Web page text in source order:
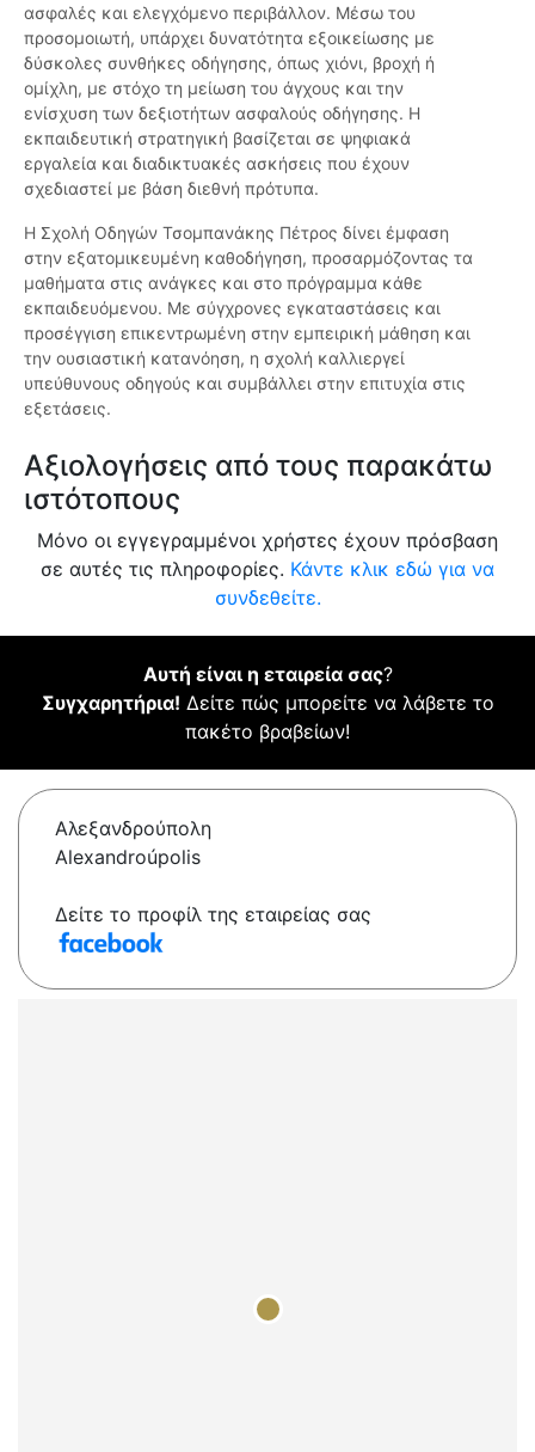
ασφαλές και ελεγχόμενο περιβάλλον. Μέσω του
προσομοιωτή, υπάρχει δυνατότητα εξοικείωσης με
δύσκολες συνθήκες οδήγησης, όπως χιόνι, βροχή ή
ομίχλη, με στόχο τη μείωση του άγχους και την
ενίσχυση των δεξιοτήτων ασφαλούς οδήγησης. Η
εκπαιδευτική στρατηγική βασίζεται σε ψηφιακά
εργαλεία και διαδικτυακές ασκήσεις που έχουν
σχεδιαστεί με βάση διεθνή πρότυπα.
Η Σχολή Οδηγών Τσομπανάκης Πέτρος δίνει έμφαση
στην εξατομικευμένη καθοδήγηση, προσαρμόζοντας τα
μαθήματα στις ανάγκες και στο πρόγραμμα κάθε
εκπαιδευόμενου. Με σύγχρονες εγκαταστάσεις και
προσέγγιση επικεντρωμένη στην εμπειρική μάθηση και
την ουσιαστική κατανόηση, η σχολή καλλιεργεί
υπεύθυνους οδηγούς και συμβάλλει στην επιτυχία στις
εξετάσεις.
Αξιολογήσεις από τους παρακάτω
ιστότοπους
Μόνο οι εγγεγραμμένοι χρήστες έχουν πρόσβαση
σε αυτές τις πληροφορίες. Κάντε κλικ εδώ για να
συνδεθείτε.
Αυτή είναι η εταιρεία σας?
Συγχαρητήρια! Δείτε πώς μπορείτε να λάβετε το
πακέτο βραβείων!
Αλεξανδρούπολη
Alexandroúpolis
Δείτε το προφίλ της εταιρείας σας